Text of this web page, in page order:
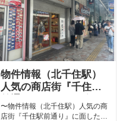
物件情報（北千住駅）
人気の商店街『千住駅
店
〜物件情報（北千住駅）人気の商
店街『千住駅前通り』に面した路